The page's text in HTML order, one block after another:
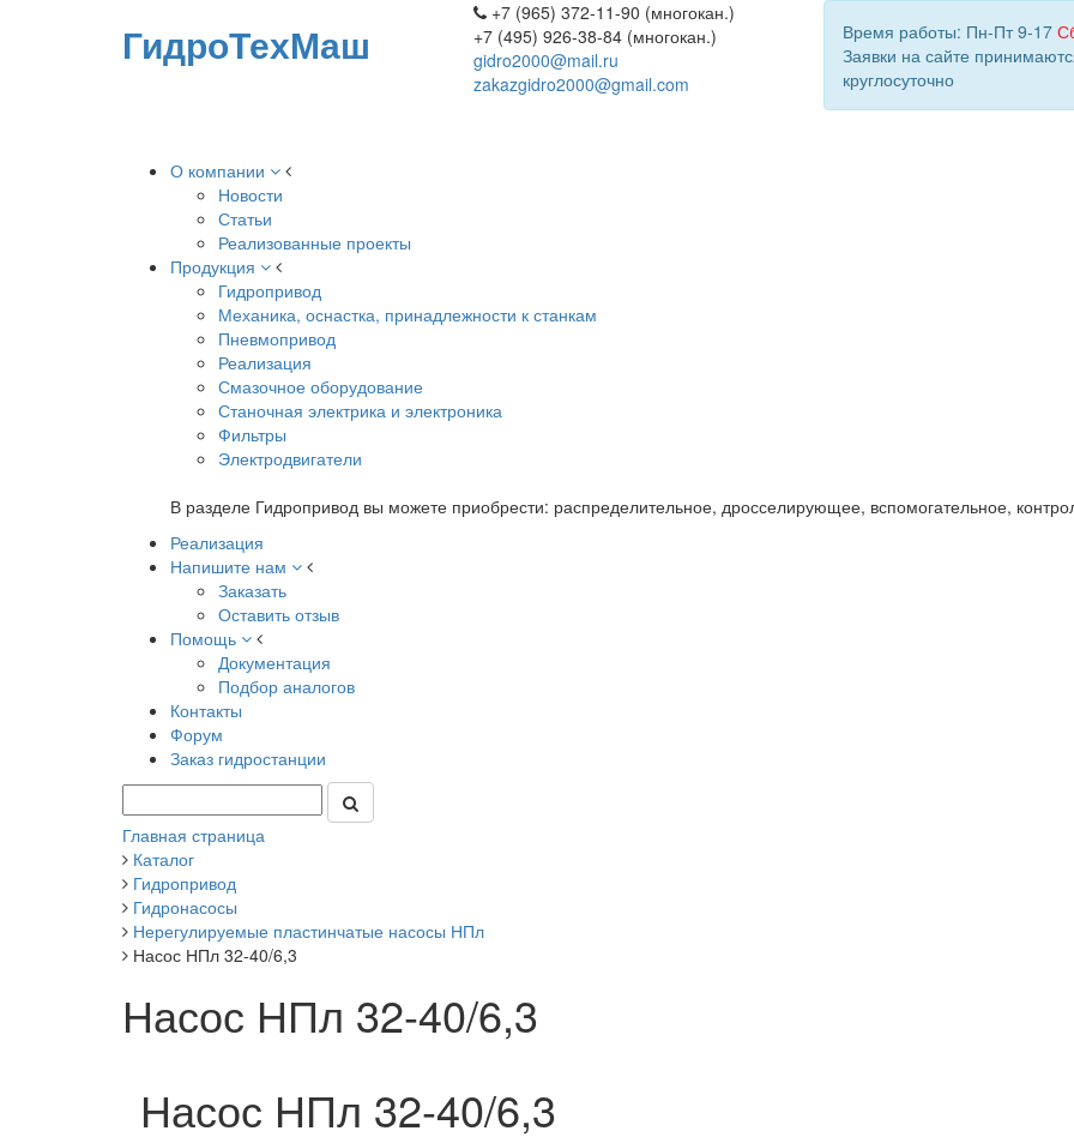
ГидроТехМаш
+7 (965) 372-11-90 (многокан.)
+7 (495) 926-38-84 (многокан.)
gidro2000@mail.ru
zakazgidro2000@gmail.com
Время работы: Пн-Пт 9-17
Заявки на сайте
круглосуточно
О компании
Новости
Статьи
Реализованные проекты
Продукция
Гидропривод
Механика, оснастка, принадлежности к станкам
Пневмопривод
Реализация
Смазочное оборудование
Станочная электрика и электроника
Фильтры
Электродвигатели
В разделе Гидропривод вы можете приобрести: распределительное, дросселирующее, вспомогательное,
Реализация
Напишите нам
Заказать
Оставить отзыв
Помощь
Документация
Подбор аналогов
Контакты
Форум
Заказ гидростанции
Главная страница
Каталог
Гидропривод
Гидронасосы
Нерегулируемые пластинчатые насосы НПл
Насос НПл 32-40/6,3
Насос НПл 32-40/6,3
Насос НПл 32-40/6,3